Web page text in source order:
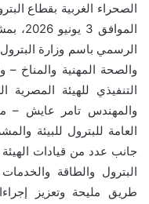
الرسمي باسم وزارة
والصحة المهنية والمناخ
التنفيذي للهيئة
والمهندس تامر عايش –
العامة للبترول للبيئة
جانب عدد من قيادات
البترول والطاقة
طريق مليحة وتعزيز